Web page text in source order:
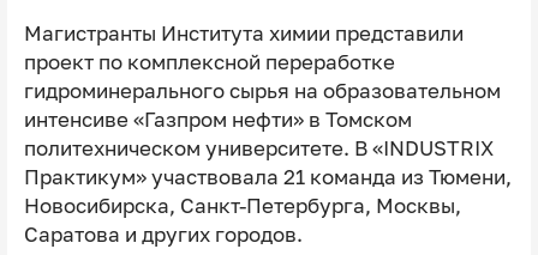
Магистранты Института химии представили
проект по комплексной переработке
гидроминерального сырья на образовательном
интенсиве «Газпром нефти» в Томском
политехническом университете. В «INDUSTRIX
Практикум» участвовала 21 команда из Тюмени,
Новосибирска, Санкт-Петербурга, Москвы,
Саратова и других городов.